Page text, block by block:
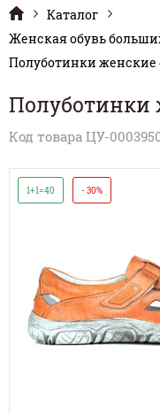
Каталог
Женская обувь
Полуботинки женские
Полуботинки
Код товара ЦУ-
1+1=40 - 30%